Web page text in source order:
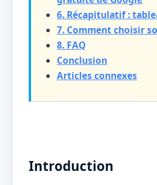
6. Récapitulatif :
7. Comment choisir
8. FAQ
Conclusion
Articles connexes
Introduction